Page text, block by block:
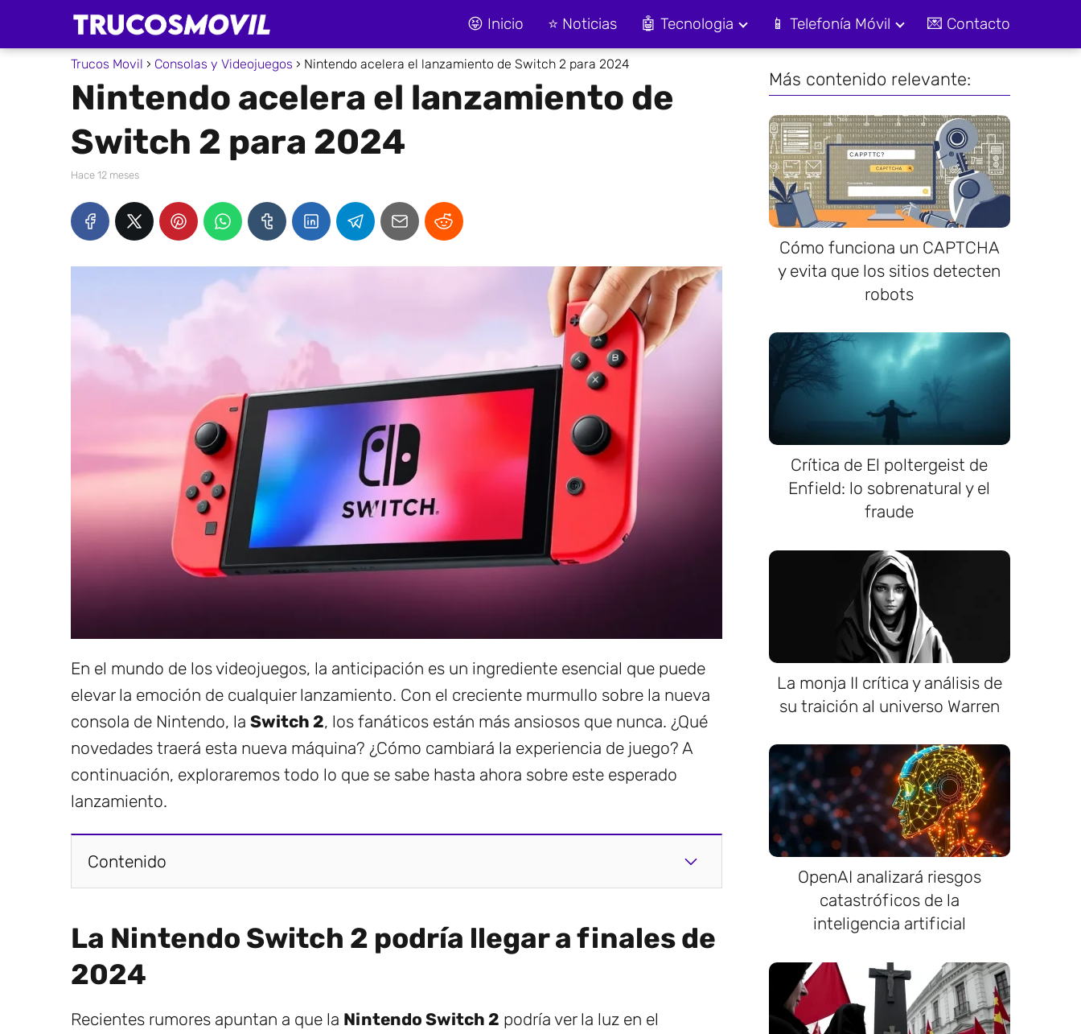
😝 Inicio ⭐ Noticias 🤖 Tecnologia 📱 Telefonía Móvil 💌 Contacto
Trucos Movil Consolas y Videojuegos Nintendo acelera el lanzamiento de Switch 2 para 2024
Nintendo acelera el lanzamiento de
Switch 2 para 2024
hace 12 meses
En el mundo de los videojuegos, la anticipación es un ingrediente esencial que puede
elevar la emoción de cualquier lanzamiento. Con el creciente murmullo sobre la nueva
consola de Nintendo, la Switch 2, los fanáticos están más ansiosos que nunca. ¿Qué
novedades traerá esta nueva máquina? ¿Cómo cambiará la experiencia de juego? A
continuación, exploraremos todo lo que se sabe hasta ahora sobre este esperado
lanzamiento.
Contenido
La Nintendo Switch 2 podría llegar a finales de
2024
Recientes rumores apuntan a que la Nintendo Switch 2 podría ver la luz en el
Más contenido relevante:
Cómo funciona un CAPTCHA
y evita que los sitios detecten
robots
Crítica de El poltergeist de
Enfield: lo sobrenatural y el
fraude
La monja II crítica y análisis de
su traición al universo Warren
OpenAI analizará riesgos
catastróficos de la
inteligencia artificial